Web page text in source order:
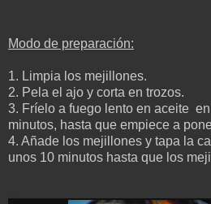
Modo de preparación:
1. Limpia los mejillones.
2. Pela el ajo y corta en trozos.
3. Fríelo a fuego lento en aceite
minutos, hasta que empiece a
4. Añade los mejillones y tapa la
unos 10 minutos hasta que los